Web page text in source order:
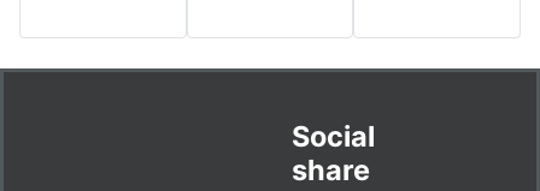
Social
share